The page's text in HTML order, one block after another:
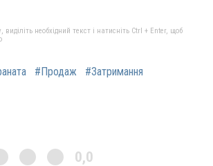
необхідний текст і натисніть Ctrl + Enter, щоб
#Продаж #Затримання
0,0